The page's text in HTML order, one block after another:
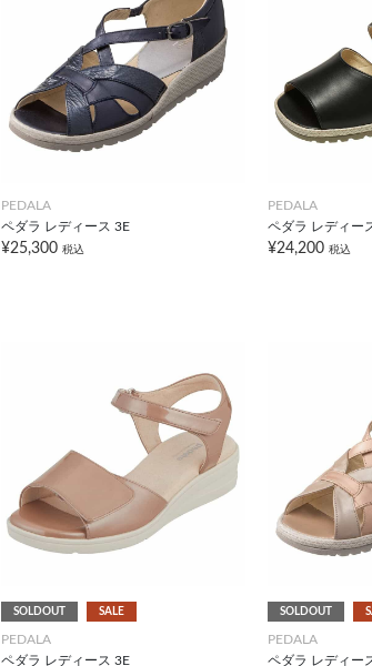
PEDALA
ペダラ レディース 3E
¥25,300 税込
PEDALA
ペダラ レディー
¥24,200 税込
SOLDOUT SALE
PEDALA
ペダラ レディース 3E
SOLDOUT
PEDALA
ペダラ レディー